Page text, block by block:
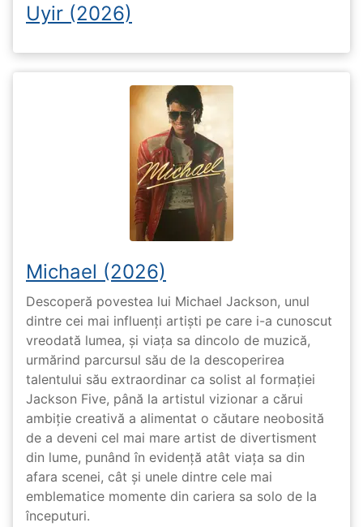
Uyir (2026)
Michael (2026)
Descoperă povestea lui Michael Jackson, unul
dintre cei mai influenți artiști pe care i-a cunoscut
vreodată lumea, și viața sa dincolo de muzică,
urmărind parcursul său de la descoperirea
talentului său extraordinar ca solist al formației
Jackson Five, până la artistul vizionar a cărui
ambiție creativă a alimentat o căutare neobosită
de a deveni cel mai mare artist de divertisment
din lume, punând în evidență atât viața sa din
afara scenei, cât și unele dintre cele mai
emblematice momente din cariera sa solo de la
începuturi.